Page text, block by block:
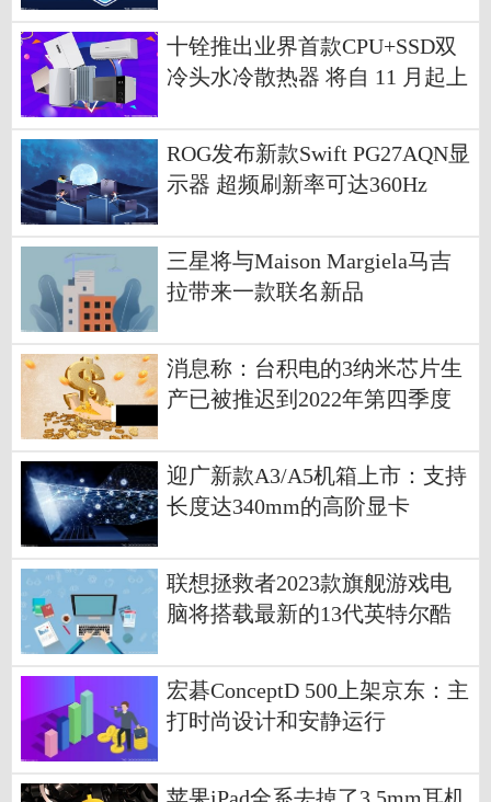
十铨推出业界首款CPU+SSD双
冷头水冷散热器 将自 11 月起上
ROG发布新款Swift PG27AQN显
示器 超频刷新率可达360Hz
三星将与Maison Margiela马吉
拉带来一款联名新品
消息称：台积电的3纳米芯片生
产已被推迟到2022年第四季度
迎广新款A3/A5机箱上市：支持
长度达340mm的高阶显卡
联想拯救者2023款旗舰游戏电
脑将搭载最新的13代英特尔酷
宏碁ConceptD 500上架京东：主
打时尚设计和安静运行